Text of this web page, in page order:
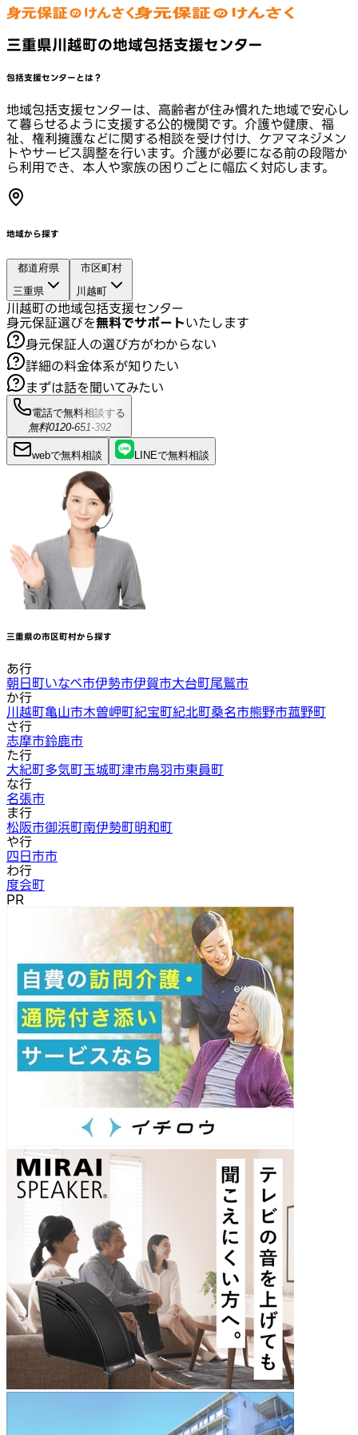
三重県川越町の地域包括支援センター
包括支援センターとは？
地域包括支援センターは、高齢者が住み慣れた地域で安心し
て暮らせるように支援する公的機関です。介護や健康、福
祉、権利擁護などに関する相談を受け付け、ケアマネジメン
トやサービス調整を行います。介護が必要になる前の段階か
ら利用でき、本人や家族の困りごとに幅広く対応します。
地域から探す
都道府県
三重県
市区町村
川越町
川越町の地域包括支援センター
身元保証選びを無料でサポートいたします
身元保証人の選び方がわからない
詳細の料金体系が知りたい
まずは話を聞いてみたい
電話で無料相談する
無料0120-651-392
webで無料相談 LINEで無料相談
三重県の市区町村から探す
あ行
朝日町いなべ市伊勢市伊賀市大台町尾鷲市
か行
川越町亀山市木曽岬町紀宝町紀北町桑名市熊野市菰野町
さ行
志摩市鈴鹿市
た行
大紀町多気町玉城町津市鳥羽市東員町
な行
名張市
ま行
松阪市御浜町南伊勢町明和町
や行
四日市市
わ行
度会町
PR